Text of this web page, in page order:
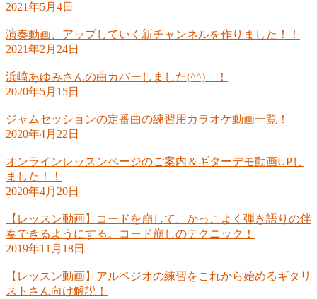
2021年5月4日
演奏動画、アップしていく新チャンネルを作りました！！
2021年2月24日
浜崎あゆみさんの曲カバーしました(^^) ！
2020年5月15日
ジャムセッションの定番曲の練習用カラオケ動画一覧！
2020年4月22日
オンラインレッスンページのご案内＆ギターデモ動画UPし
ました！！
2020年4月20日
【レッスン動画】コードを崩して、かっこよく弾き語りの伴
奏できるようにする。コード崩しのテクニック！
2019年11月18日
【レッスン動画】アルペジオの練習をこれから始めるギタリ
ストさん向け解説！